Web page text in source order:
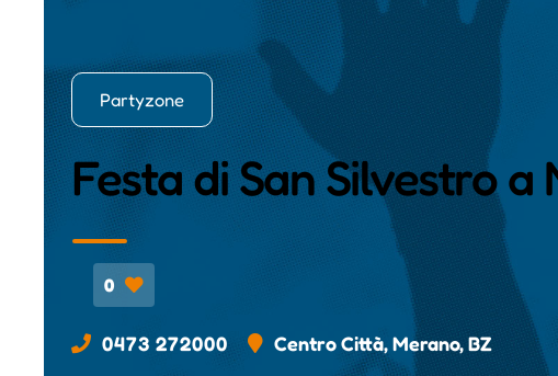
Partyzone
Festa di San Silvestro a
0
0473 272000 Centro Città, Merano, BZ